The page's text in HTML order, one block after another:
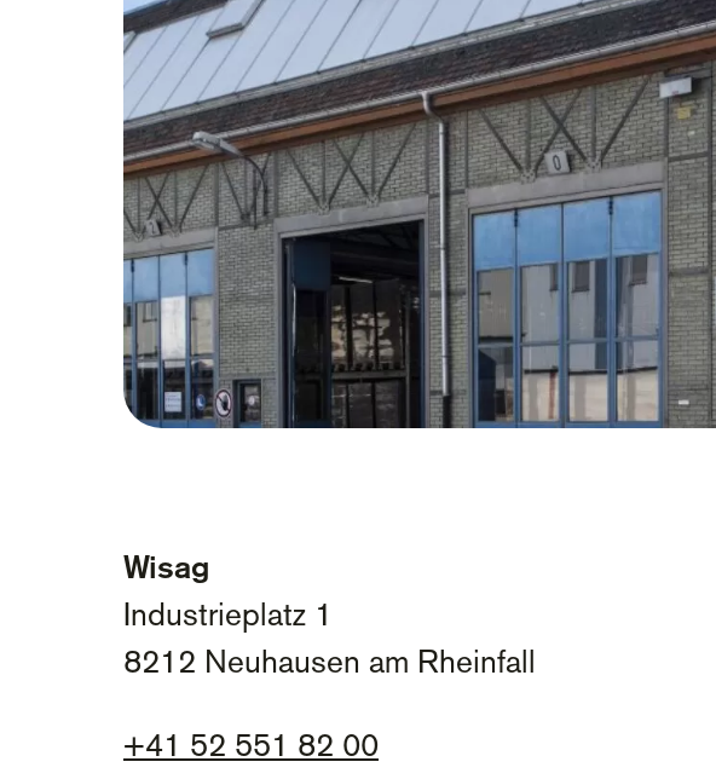
Wisag
Industrieplatz 1
8212 Neuhausen am Rheinfall
+41 52 551 82 00